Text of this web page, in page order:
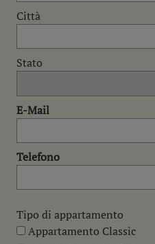
Città
Stato
E-Mail
Telefono
Tipo di appartamento
Appartamento Classic